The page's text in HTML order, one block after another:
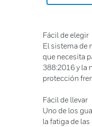
Fácil de elegir
El sistema de
que necesita
388:2016 y la
protección
Fácil de llevar
Uno de los
la fatiga de